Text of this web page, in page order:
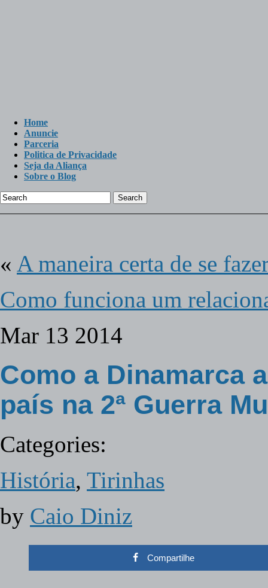
Home
Anuncie
Parceria
Politica de Privacidade
Seja da Aliança
Sobre o Blog
Search
« A maneira certa de se
Como funciona um
Mar 13 2014
Como a Dinamarca
país na 2ª Guerra
Categories:
História, Tirinhas
by Caio Diniz
Compartilhe